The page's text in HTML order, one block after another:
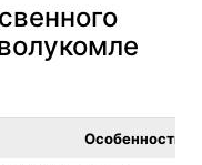
Особенность